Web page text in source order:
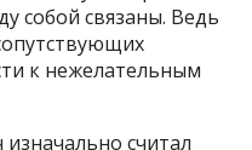
собой связаны. Ведь
к нежелательным
считал